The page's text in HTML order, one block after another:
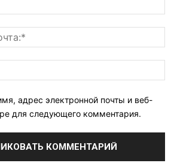
адрес электронной почты и веб-
для следующего комментария.